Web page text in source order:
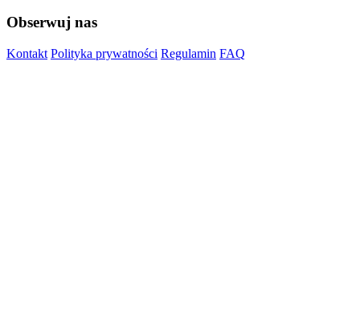
Obserwuj nas
Kontakt Polityka prywatności Regulamin FAQ